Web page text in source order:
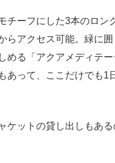
チーフにした3本のロン
らアクセス可能。緑に
める「アクアメディテ
あって、ここだけでも1
ケットの貸し出しもあ